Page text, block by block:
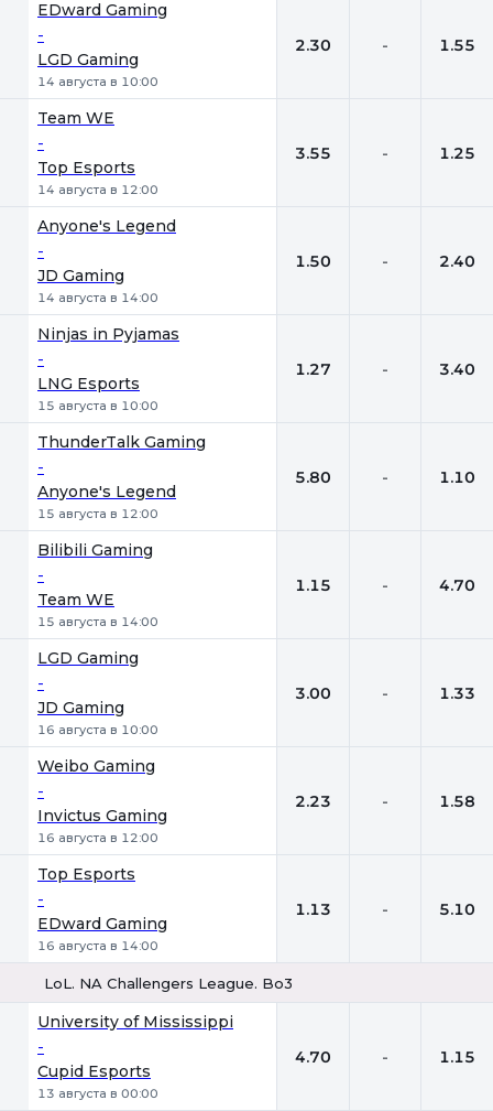
EDward Gaming
-
LGD Gaming
14 августа в 10:00
2.30 - 1.55
Team WE
-
Top Esports
14 августа в 12:00
3.55 - 1.25
Anyone's Legend
-
JD Gaming
14 августа в 14:00
1.50 - 2.40
Ninjas in Pyjamas
-
LNG Esports
15 августа в 10:00
1.27 - 3.40
ThunderTalk Gaming
-
Anyone's Legend
15 августа в 12:00
5.80 - 1.10
Bilibili Gaming
-
Team WE
15 августа в 14:00
1.15 - 4.70
LGD Gaming
-
JD Gaming
16 августа в 10:00
3.00 - 1.33
Weibo Gaming
-
Invictus Gaming
16 августа в 12:00
2.23 - 1.58
Top Esports
-
EDward Gaming
16 августа в 14:00
1.13 - 5.10
LoL. NA Challengers League. Bo3
University of Mississippi
-
Cupid Esports
13 августа в 00:00
4.70 - 1.15